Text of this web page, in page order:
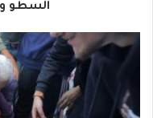
إ
السطو